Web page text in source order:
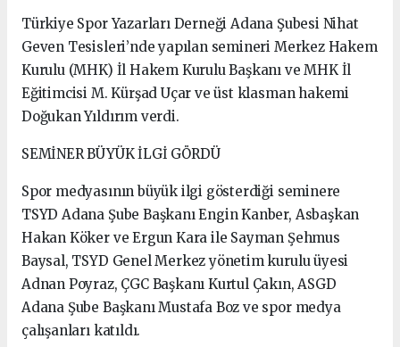
Türkiye Spor Yazarları Derneği Adana Şubesi Nihat
Geven Tesisleri’nde yapılan semineri Merkez Hakem
Kurulu (MHK) İl Hakem Kurulu Başkanı ve MHK İl
Eğitimcisi M. Kürşad Uçar ve üst klasman hakemi
Doğukan Yıldırım verdi.
SEMİNER BÜYÜK İLGİ GÖRDÜ
Spor medyasının büyük ilgi gösterdiği seminere
TSYD Adana Şube Başkanı Engin Kanber, Asbaşkan
Hakan Köker ve Ergun Kara ile Sayman Şehmus
Baysal, TSYD Genel Merkez yönetim kurulu üyesi
Adnan Poyraz, ÇGC Başkanı Kurtul Çakın, ASGD
Adana Şube Başkanı Mustafa Boz ve spor medya
çalışanları katıldı.